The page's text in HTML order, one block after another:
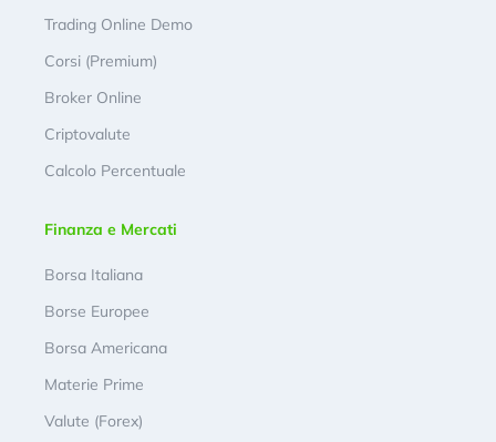
Trading Online Demo
Corsi (Premium)
Broker Online
Criptovalute
Calcolo Percentuale
Finanza e Mercati
Borsa Italiana
Borse Europee
Borsa Americana
Materie Prime
Valute (Forex)